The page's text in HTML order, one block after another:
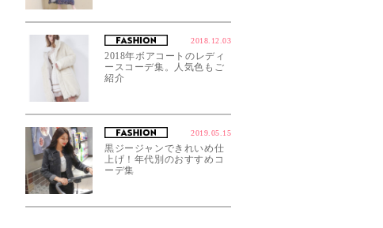
2018.12.03
2018年ボアコートのレディ
ースコーデ集。人気色もご
紹介
2019.05.15
黒ジージャンできれいめ仕
上げ！年代別のおすすめコ
ーデ集